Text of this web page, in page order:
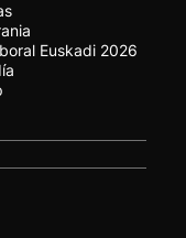
Euskadi 2026